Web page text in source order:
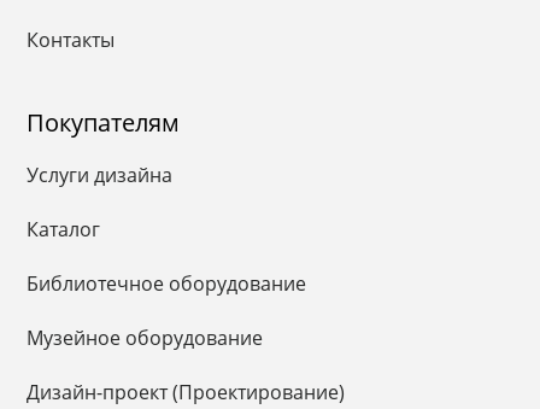
Контакты
Покупателям
Услуги дизайна
Каталог
Библиотечное оборудование
Музейное оборудование
Дизайн-проект (Проектирование)